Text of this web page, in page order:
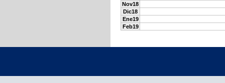
Nov18
Dic18
Ene19
Feb19